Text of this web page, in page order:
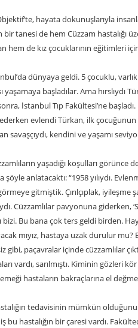
hayata dokunuşlarıyla
bir tanesi de hem Cüzzam hastalığı
hem de kız çocuklarının eğitimleri
dünyaya geldi. 5 çocuklu,
yaşamaya başladılar. Ama hırslıydı
İstanbul Tıp Fakültesi’ne başladı.
evlendi Türkan, ilk çocuğunun
kendini ve yaşamı
yaşadığı koşulları görünce
anlatacaktı: “1958 yılıydı.
gitmiştik. Çırılçıplak, iyileşme
Cüzzamlılar pavyonuna giderken,
Bu bana çok ters geldi birden.
mıyız, hastaya uzak durulur mu?
paçavralar içinde cüzzamlılar
vardı, sarılmıştı. Kiminin gözleri kör
hastaların bakraçlarına el
tedavisinin mümkün
hastalığın bir çaresi vardı.